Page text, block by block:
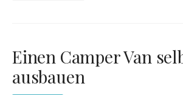
Einen Camper Van
ausbauen